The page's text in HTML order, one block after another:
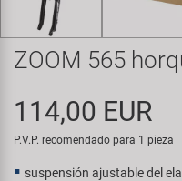
Transporte y
Super B
Trail-Gator
Velo
ZOOM 565
114,00 EUR
P.V.P. recomendado para 1 pieza
suspensión ajustable del